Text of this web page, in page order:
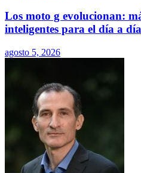
Los moto g evolucionan:
inteligentes para el día a día
agosto 5, 2026